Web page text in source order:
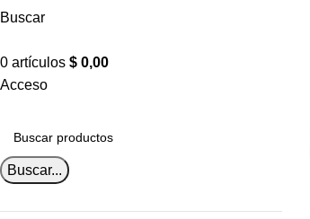
Buscar
0 artículos $ 0,00
Acceso
Buscar...